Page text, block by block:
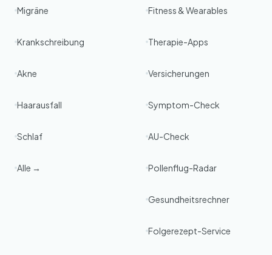
Migräne
Krankschreibung
Akne
Haarausfall
Schlaf
Alle →
Fitness & Wearables
Therapie-Apps
Versicherungen
Symptom-Check
AU-Check
Pollenflug-Radar
Gesundheitsrechner
Folgerezept-Service